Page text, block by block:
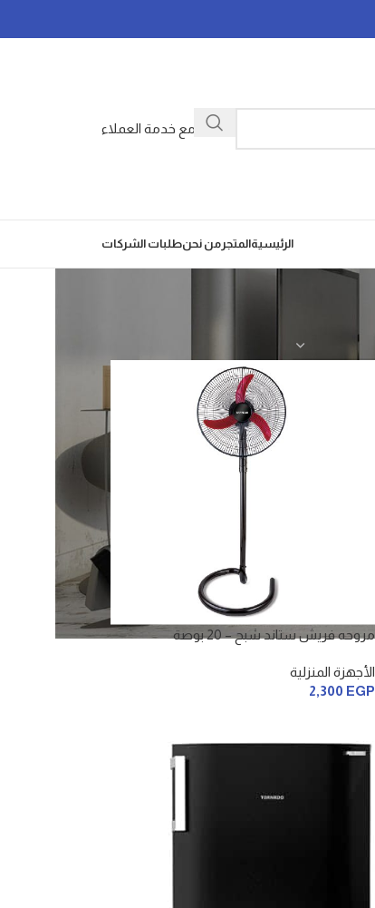
تواصل مع خدمة العملاء
الرئيسيةالمتجر من نحنطلبات الشركات
مروحه فريش ستاند شبح – 20 بوصة
الأجهزة المنزلية
2,300 EGP